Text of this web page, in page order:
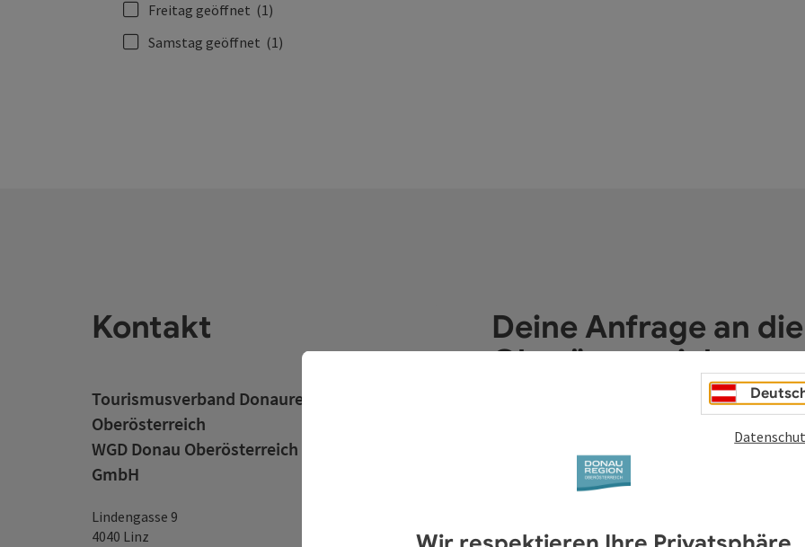
Freitag geöffnet (1)
Samstag geöffnet (1)
Kontakt
Tourismusverband Donauregion
Oberösterreich
WGD Donau Oberösterreich Tourismus
GmbH
Lindengasse 9
4040 Linz
Deine Anfrage an
Oberösterreich